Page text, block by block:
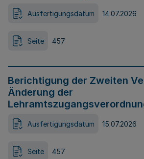
Ausfertigungsdatum 14.07.2026
Seite 457
Berichtigung der Zweiten
Änderung der
Ausfertigungsdatum 15.07.2026
Seite 457